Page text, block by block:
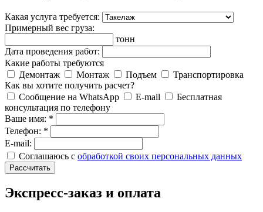
Какая услуга требуется:
Примерный вес груза:
тонн
Дата проведения работ:
Какие работы требуются
Демонтаж
Монтаж Подъем
Транспортировка
Как вы хотите получить расчет?
Сообщение на WhatsApp
E-mail
Бесплатная
консультация по телефону
Ваше имя: *
Телефон: *
E-mail:
Соглашаюсь с обработкой своих персональных данных
Рассчитать
Экспресс-заказ и оплата